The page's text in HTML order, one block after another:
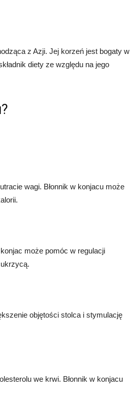
z Azji. Jej korzeń jest bogaty w
diety ze względu na jego
wagi. Błonnik w konjacu może
może pomóc w regulacji
objętości stolca i stymulację
we krwi. Błonnik w konjacu